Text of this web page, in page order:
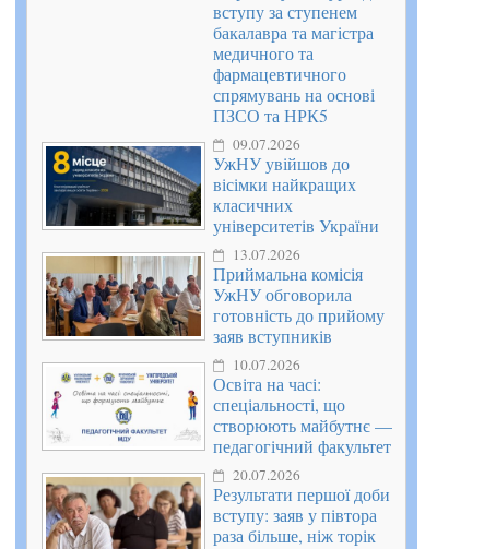
вступу за ступенем
бакалавра та магістра
медичного та
фармацевтичного
спрямувань на основі
ПЗСО та НРК5
09.07.2026
УжНУ увійшов до
вісімки найкращих
класичних
університетів України
13.07.2026
Приймальна комісія
УжНУ обговорила
готовність до прийому
заяв вступників
10.07.2026
Освіта на часі:
спеціальності, що
створюють майбутнє —
педагогічний факультет
20.07.2026
Результати першої доби
вступу: заяв у півтора
раза більше, ніж торік